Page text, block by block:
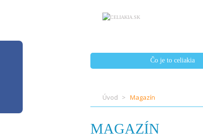
Čo je to celiakia
Úvod Magazín
MAGAZÍN